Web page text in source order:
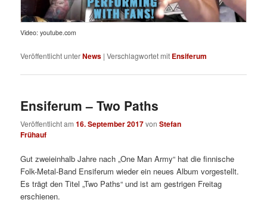
Video: youtube.com
Veröffentlicht unterNews |Verschlagwortet mit Ensiferum
Ensiferum – Two Paths
Veröffentlicht am16. September 2017vonStefan
Frühauf
Gut zweieinhalb Jahre nach „One Man Army“ hat die finnische
Folk-Metal-Band Ensiferum wieder ein neues Album vorgestellt.
Es trägt den Titel „Two Paths“ und ist am gestrigen Freitag
erschienen.